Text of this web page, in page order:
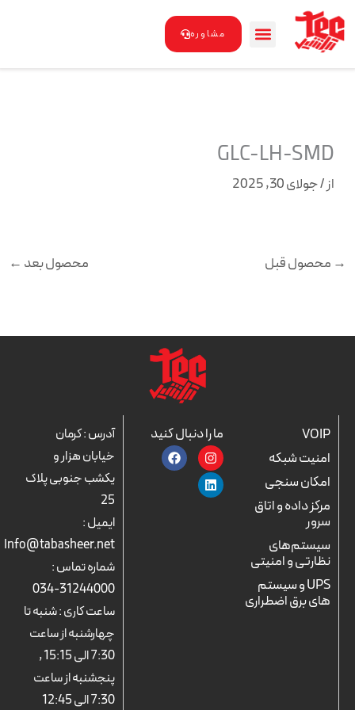
محتوا
مشاوره
GLC-LH-SMD
از/جولای 30, 2025
→ محصول قبل محصول بعد ←
VOIP
امنیت شبکه
امکان سنجی
مرکز داده و اتاق
سرور
سیستم‌های
نظارتی و امنیتی
UPS و سیستم
های برق اضطراری
ما را دنبال کنید
I
n
s
t
a
F
a
c
L
i
n
k
e
آدرس : کرمان
خیابان هزار و
یکشب جنوبی پلاک
25
ایمیل :
Info@tabasheer.net
شماره تماس :
31244000-034
ساعت کاری : شنبه تا
چهارشنبه از ساعت
7:30 الی 15:15 ,
پنجشنبه از ساعت
7:30 الی 12:45